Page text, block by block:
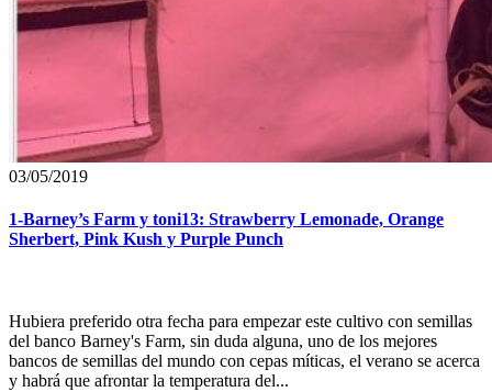
03/05/2019
1-Barney’s Farm y toni13: Strawberry Lemonade, Orange
Sherbert, Pink Kush y Purple Punch
Hubiera preferido otra fecha para empezar este cultivo con semillas
del banco Barney's Farm, sin duda alguna, uno de los mejores
bancos de semillas del mundo con cepas míticas, el verano se acerca
y habrá que afrontar la temperatura del...